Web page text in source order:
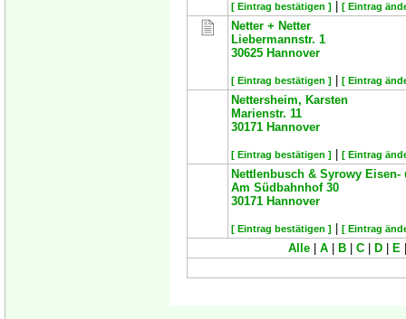
[ Eintrag bestätigen ] [ Eintrag
Netter + Netter
Liebermannstr. 1
30625 Hannover
[ Eintrag bestätigen ] [ Eintrag
Nettersheim, Karsten
Marienstr. 11
30171 Hannover
[ Eintrag bestätigen ] [ Eintrag
Nettlenbusch & Syrowy
Am Südbahnhof 30
30171 Hannover
[ Eintrag bestätigen ] [ Eintrag
Alle A B C D E